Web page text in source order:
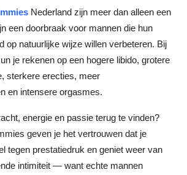
Nederland zijn meer dan alleen een
een doorbraak voor mannen die hun
op natuurlijke wijze willen verbeteren. Bij
je rekenen op een hogere libido, grotere
sterkere erecties, meer
en intensere orgasmes.
energie en passie terug te vinden?
geven je het vertrouwen dat je
tegen prestatiedruk en geniet weer van
intimiteit — want echte mannen